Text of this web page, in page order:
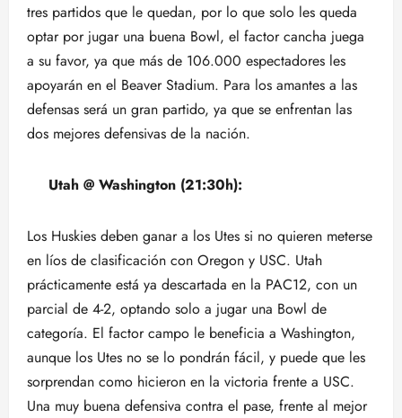
tres partidos que le quedan, por lo que solo les queda
optar por jugar una buena Bowl, el factor cancha juega
a su favor, ya que más de 106.000 espectadores les
apoyarán en el Beaver Stadium. Para los amantes a las
defensas será un gran partido, ya que se enfrentan las
dos mejores defensivas de la nación.
Utah @ Washington (21:30h):
Los Huskies deben ganar a los Utes si no quieren meterse
en líos de clasificación con Oregon y USC. Utah
prácticamente está ya descartada en la PAC12, con un
parcial de 4-2, optando solo a jugar una Bowl de
categoría. El factor campo le beneficia a Washington,
aunque los Utes no se lo pondrán fácil, y puede que les
sorprendan como hicieron en la victoria frente a USC.
Una muy buena defensiva contra el pase, frente al mejor